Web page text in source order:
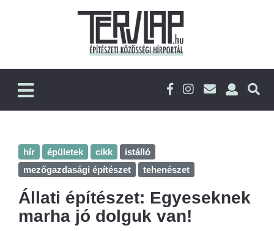
hír épületek cikk
istálló
mezőgazdasági építészet
tehenészet
Állati építészet: Egyeseknek
marha jó dolguk van!